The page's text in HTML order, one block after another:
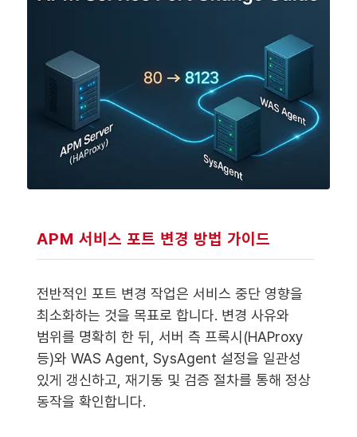
APM 서비스 포트 변경 방법 가이드
전반적인 포트 변경 작업은 서비스 중단 영향을
최소화하는 것을 목표로 합니다. 변경 사유와
범위를 명확히 한 뒤, 서버 측 프록시(HAProxy
등)와 WAS Agent, SysAgent 설정을 일관성
있게 갱신하고, 재기동 및 검증 절차를 통해 정상
동작을 확인합니다.